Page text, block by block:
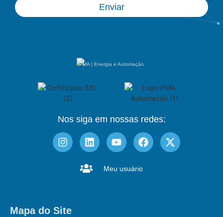
Enviar
PMA | Energia e Automação
Nos siga em nossas redes:
Meu usuário
Mapa do Site